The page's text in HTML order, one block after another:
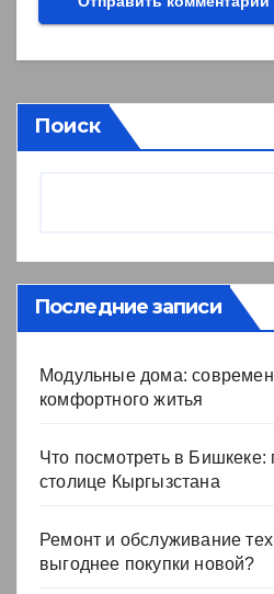
Поиск
Последние записи
Модульные дома:
комфортного житья
Что посмотреть в Бишкеке:
столице Кыргызстана
Ремонт и обслуживание
выгоднее покупки новой?